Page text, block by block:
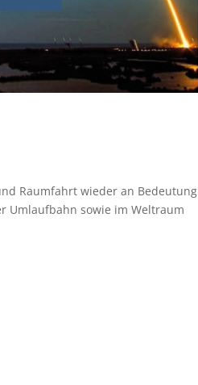
Raumfahrt wieder an Bedeutung
Umlaufbahn sowie im Weltraum